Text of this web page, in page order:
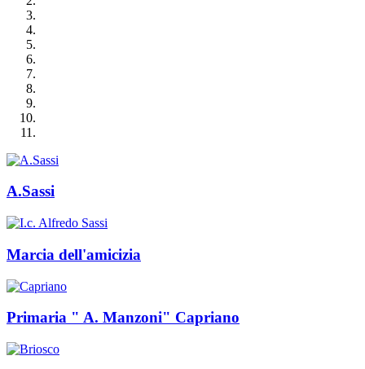
A.Sassi
Marcia dell'amicizia
Primaria " A. Manzoni" Capriano